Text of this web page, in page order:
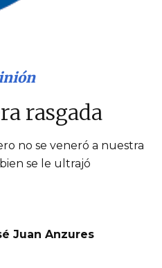
rasgada
no se veneró a nuestra
se le ultrajó
Juan Anzures